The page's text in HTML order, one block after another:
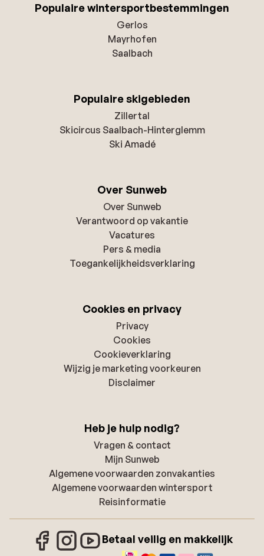
Populaire wintersportbestemmingen
Gerlos
Mayrhofen
Saalbach
Populaire skigebieden
Zillertal
Skicircus Saalbach-Hinterglemm
Ski Amadé
Over Sunweb
Over Sunweb
Verantwoord op vakantie
Vacatures
Pers & media
Toegankelijkheidsverklaring
Cookies en privacy
Privacy
Cookies
Cookieverklaring
Wijzig je marketing voorkeuren
Disclaimer
Heb je hulp nodig?
Vragen & contact
Mijn Sunweb
Algemene voorwaarden zonvakanties
Algemene voorwaarden wintersport
Reisinformatie
Betaal veilig en makkelijk